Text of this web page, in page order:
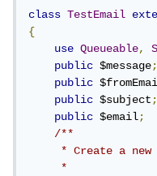
class TestEmail
{
use
Queueable,
public $message;
public
public $subject;
public $email;
/**
     * Create a new message instance.
     *